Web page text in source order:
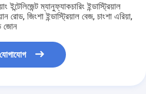
ম্যানুফ্যাকচারিং ইন্ডাস্ট্রিয়াল
জিংশা ইন্ডাস্ট্রিয়াল বেজ, চাংশা এরিয়া,
জোন